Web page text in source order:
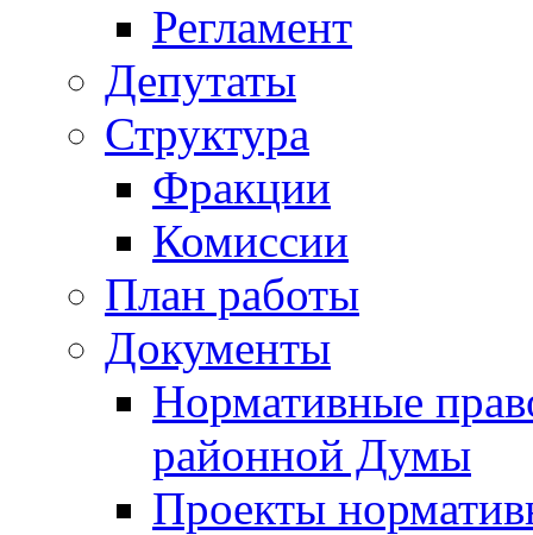
Регламент
Депутаты
Структура
Фракции
Комиссии
План работы
Документы
Нормативные
районной Думы
Проекты